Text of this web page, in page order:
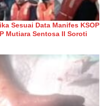
Sesuai Data Manifes KSOP
Mutiara Sentosa II Soroti